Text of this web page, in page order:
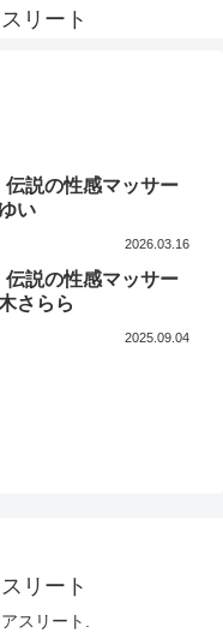
リート
説の性感マッサー
い
2026.03.16
説の性感マッサー
さらら
2025.09.04
リート
スリート.